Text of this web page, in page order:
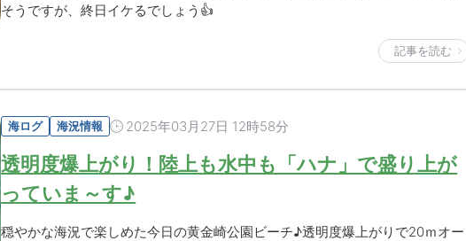
そうですが、終日イケるでしょう👍
記事を読む
海ログ 海況情報 2025年03月27日 12時58分
透明度爆上がり！陸上も水中も「ハナ」で盛り上が
っていま～す♪
穏やかな海況で楽しめた今日の黄金崎公園ビーチ♪透明度爆上がりで20ｍオー